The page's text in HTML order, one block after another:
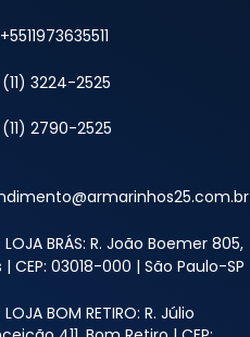
+5511973635511
(11) 3224-2525
(11) 2790-2525
LOJA BRÁS: R. João Boemer 805,
| CEP: 03018-000 | São Paulo-SP
LOJA BOM RETIRO: R. Júlio